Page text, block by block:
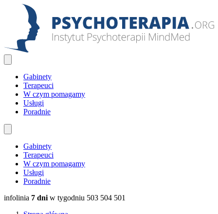
Gabinety
Terapeuci
W czym pomagamy
Usługi
Poradnie
Gabinety
Terapeuci
W czym pomagamy
Usługi
Poradnie
infolinia 7 dni w tygodniu 503 504 501